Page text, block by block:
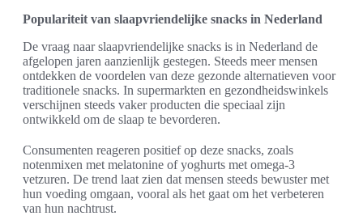
Populariteit van slaapvriendelijke snacks in Nederland
De vraag naar slaapvriendelijke snacks is in Nederland de
afgelopen jaren aanzienlijk gestegen. Steeds meer mensen
ontdekken de voordelen van deze gezonde alternatieven voor
traditionele snacks. In supermarkten en gezondheidswinkels
verschijnen steeds vaker producten die speciaal zijn
ontwikkeld om de slaap te bevorderen.
Consumenten reageren positief op deze snacks, zoals
notenmixen met melatonine of yoghurts met omega-3
vetzuren. De trend laat zien dat mensen steeds bewuster met
hun voeding omgaan, vooral als het gaat om het verbeteren
van hun nachtrust.